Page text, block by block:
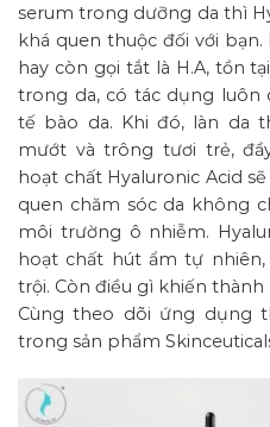
serum trong dưỡng da thì
khá quen thuộc đối với
hay còn gọi tắt là H.A, tồn
trong da, có tác dụng luôn
tế bào da. Khi đó, làn da
mướt và trông tươi trẻ,
hoạt chất Hyaluronic Acid
quen chăm sóc da không
môi trường ô nhiễm.
hoạt chất hút ẩm tự
trội. Còn điều gì khiến
Cùng theo dõi ứng dụng
trong sản phẩm